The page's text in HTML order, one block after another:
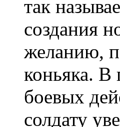
так
создания
желанию,
коньяка. В
боевых
солдату